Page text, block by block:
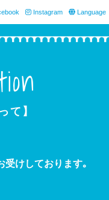
Instagram Language
て】
受けしております｡